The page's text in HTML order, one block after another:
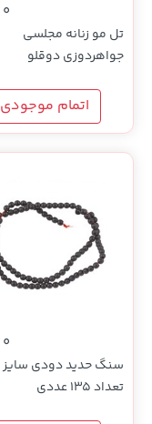
0
تل مو زنانه مجلسی
جواهردوزی دوقلو
اتمام موجودی
0
تعداد 135 عددی